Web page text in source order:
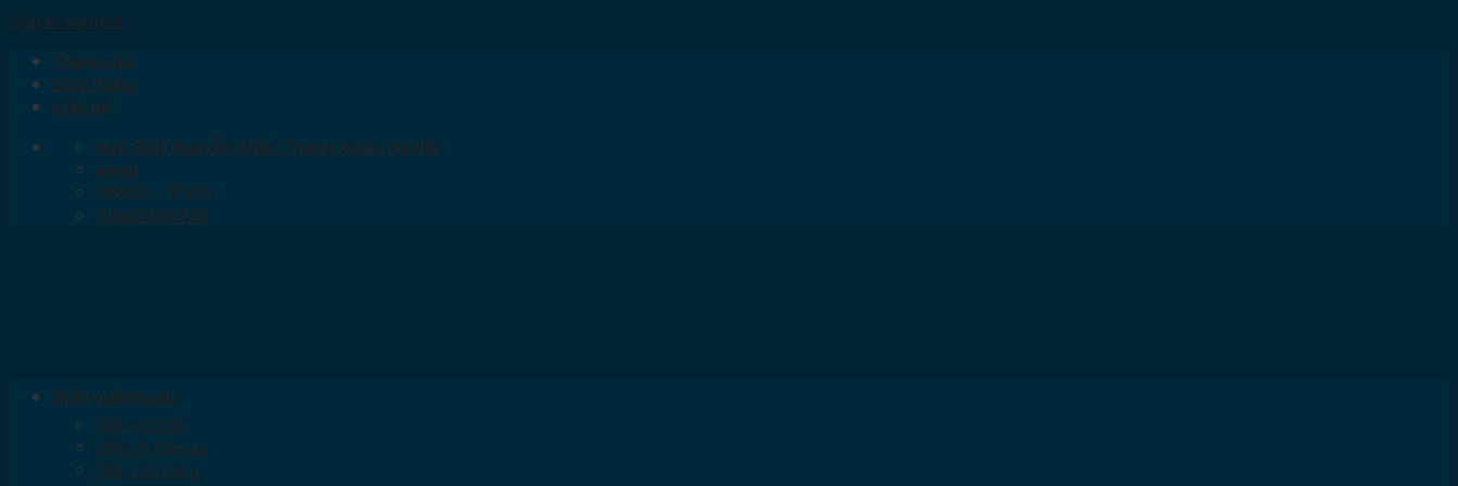
Skip to content
Trang chủ
Giới thiệu
Liên hệ
Ngõ 300 Nguyễn Xiển, Thanh Xuân, Hà Nội
email
08:00 - 17:00
0363366712
Biển quảng cáo
Biển chữ nổi
Biển ốp tấm alu
Biển cửa hàng